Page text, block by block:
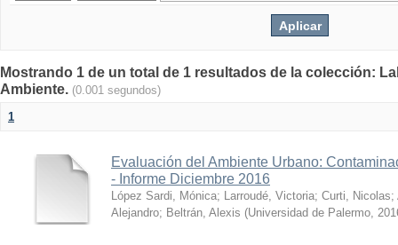
Mostrando 1 de un total de 1 resultados de la colección:
Ambiente. (0.001 segundos)
1
Evaluación del Ambiente Urbano:
- Informe Diciembre 2016
López Sardi, Mónica; Larroudé, Victoria; Curti, Nicolas;
Alejandro; Beltrán, Alexis (Universidad de Palermo,